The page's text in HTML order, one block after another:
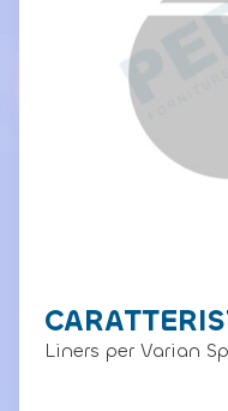
Liners per Varian